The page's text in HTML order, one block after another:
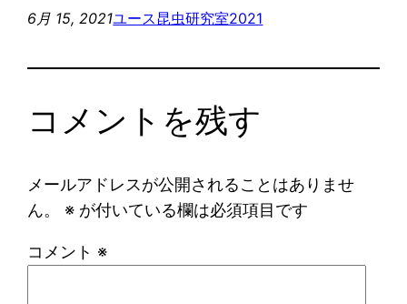
6月 15, 2021ユース昆虫研究室2021
コメントを残す
メールアドレスが公開されることはありませ
ん。
※ が付いている欄は必須項目です
コメント ※